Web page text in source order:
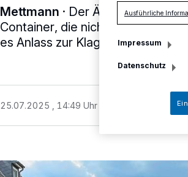
Mettmann · Der Ärger und der
Container, die nicht geleert
es Anlass zur Klage.
25.07.2025 , 14:49 Uhr 4 Minuten Lesezeit
Ausführliche
Impressum
Datenschutz